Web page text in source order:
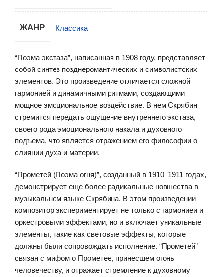
ЖАНР Классика
“Поэма экстаза”, написанная в 1908 году, представляет
собой синтез позднеромантических и символистских
элементов. Это произведение отличается сложной
гармонией и динамичными ритмами, создающими
мощное эмоциональное воздействие. В нем Скрябин
стремится передать ощущение внутреннего экстаза,
своего рода эмоционального накала и духовного
подъема, что является отражением его философии о
слиянии духа и материи.
“Прометей (Поэма огня)”, созданный в 1910–1911 годах,
демонстрирует еще более радикальные новшества в
музыкальном языке Скрябина. В этом произведении
композитор экспериментирует не только с гармонией и
оркестровыми эффектами, но и включает уникальные
элементы, такие как световые эффекты, которые
должны были сопровождать исполнение. “Прометей”
связан с мифом о Прометее, принесшем огонь
человечеству, и отражает стремление к духовному